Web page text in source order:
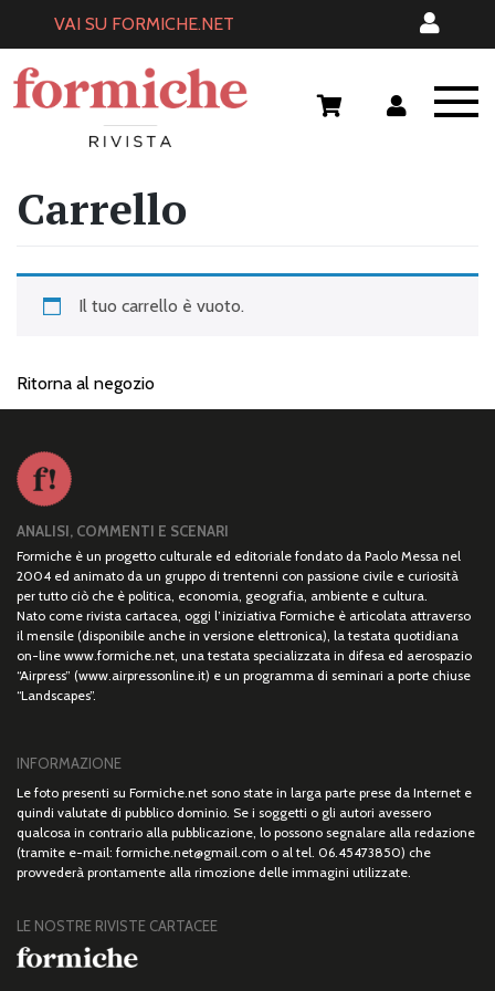
VAI SU FORMICHE.NET
Carrello
Il tuo carrello è vuoto.
Ritorna al negozio
ANALISI, COMMENTI E SCENARI
Formiche è un progetto culturale ed editoriale fondato da Paolo Messa nel
2004 ed animato da un gruppo di trentenni con passione civile e curiosità
per tutto ciò che è politica, economia, geografia, ambiente e cultura.
Nato come rivista cartacea, oggi l’iniziativa Formiche è articolata attraverso
il mensile (disponibile anche in versione elettronica), la testata quotidiana
on-line www.formiche.net, una testata specializzata in difesa ed aerospazio
“Airpress” (www.airpressonline.it) e un programma di seminari a porte chiuse
“Landscapes”.
INFORMAZIONE
Le foto presenti su Formiche.net sono state in larga parte prese da Internet e
quindi valutate di pubblico dominio. Se i soggetti o gli autori avessero
qualcosa in contrario alla pubblicazione, lo possono segnalare alla redazione
(tramite e-mail: formiche.net@gmail.com o al tel. 06.45473850) che
provvederà prontamente alla rimozione delle immagini utilizzate.
LE NOSTRE RIVISTE CARTACEE